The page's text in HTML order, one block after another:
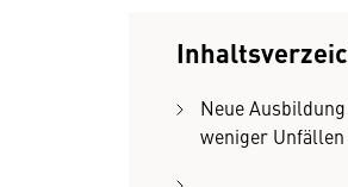
Neue
weniger